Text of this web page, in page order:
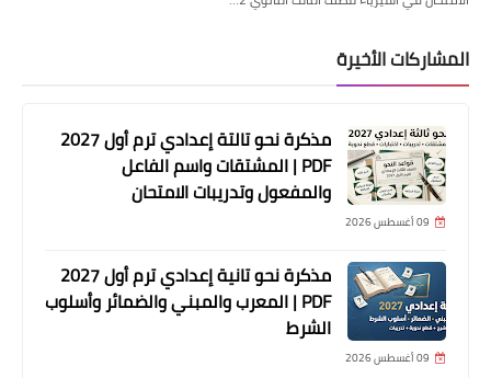
المشاركات الأخيرة
مذكرة نحو تالتة إعدادي ترم أول 2027
PDF | المشتقات واسم الفاعل
والمفعول وتدريبات الامتحان
09 أغسطس 2026
مذكرة نحو تانية إعدادي ترم أول 2027
PDF | المعرب والمبني والضمائر وأسلوب
الشرط
09 أغسطس 2026